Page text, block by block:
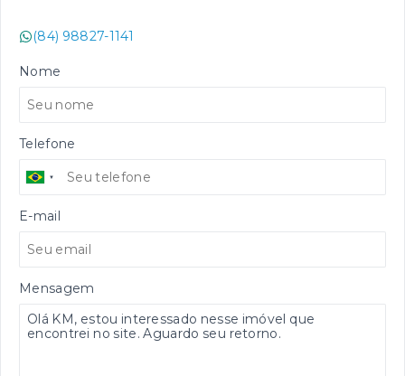
(84) 98827-1141
Nome
Telefone
E-mail
Mensagem